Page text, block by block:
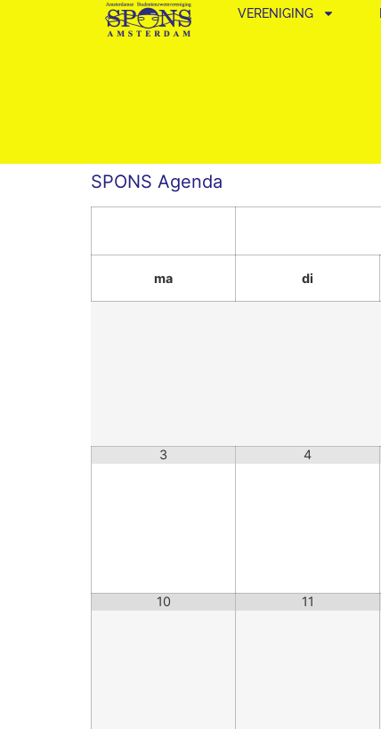
VERENIGING
SPONS Agenda
ma di
3 4
10 11